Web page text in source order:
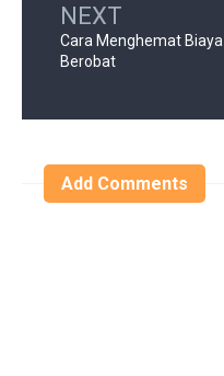
NEXT
Cara Menghemat Biaya
Berobat
Add Comments